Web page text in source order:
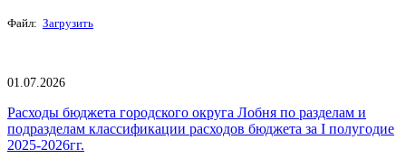
Файл: Загрузить
01.07.2026
Расходы бюджета городского округа Лобня по разделам и
подразделам классификации расходов бюджета за I полугодие
2025-2026гг.